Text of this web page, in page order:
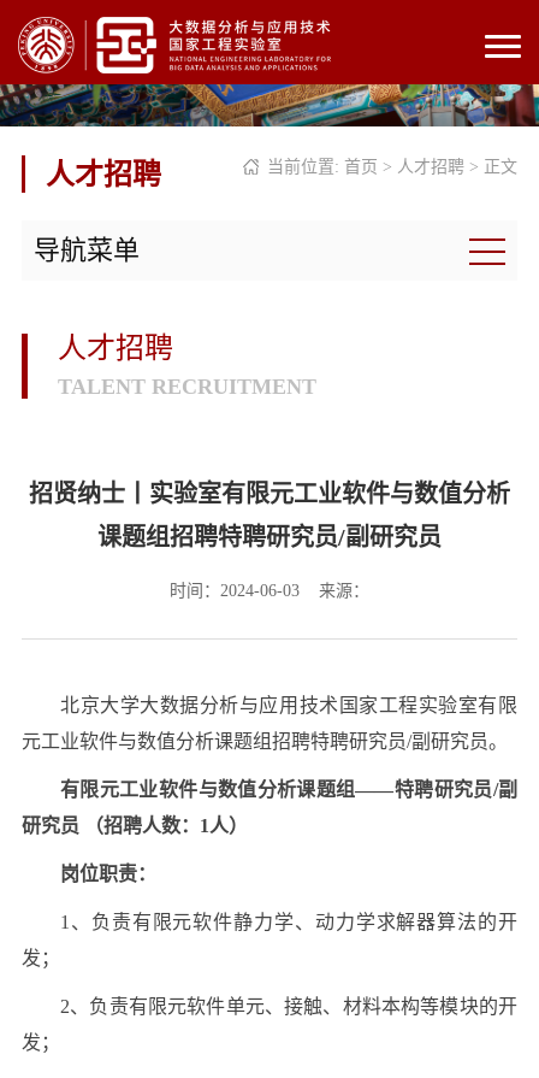
当前位置: 首页 > 人才招聘 > 正文
人才招聘
导航菜单
人才招聘
TALENT RECRUITMENT
招贤纳士丨实验室有限元工业软件与数值分析
课题组招聘特聘研究员/副研究员
时间：2024-06-03 来源：
北京大学大数据分析与应用技术国家工程实验室有限
元工业软件与数值分析课题组招聘特聘研究员/副研究员。
有限元工业软件与数值分析课题组——特聘研究员/副
研究员 （招聘人数：1人）
岗位职责：
1、负责有限元软件静力学、动力学求解器算法的开
发；
2、负责有限元软件单元、接触、材料本构等模块的开
发；